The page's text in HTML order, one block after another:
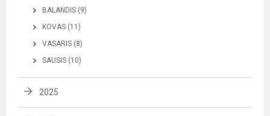
BALANDIS (9)
KOVAS (11)
VASARIS (8)
SAUSIS (10)
2025